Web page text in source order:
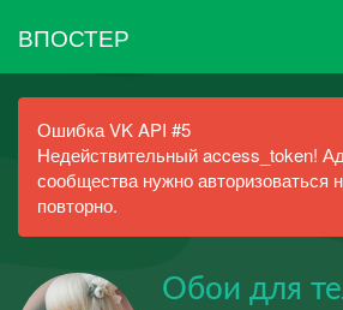
ВПОСТЕР
Ошибка VK API #5
Недействительный access_token!
сообщества нужно авторизоваться
повторно.
Обои для